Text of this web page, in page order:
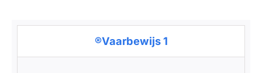
®Vaarbewijs 1